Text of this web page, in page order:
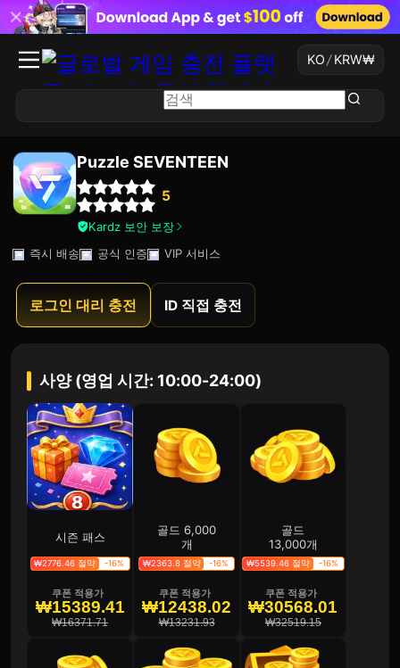
KO/ KRW₩
Puzzle SEVENTEEN
5
Kardz 보안 보장
즉시 배송
공식 인증 VIP 서비스
로그인 대리 충전 ID 직접 충전
사양 (영업 시간: 10:00-24:00)
시즌 패스
₩2776.46 절약 -16%
쿠폰 적용가
₩15389.41
₩16371.71
골드 6,000
개
₩2363.8 절약 -16%
쿠폰 적용가
₩12438.02
₩13231.93
골드
13,000개
₩5539.46 절약 -16%
쿠폰 적용가
₩30568.01
₩32519.15